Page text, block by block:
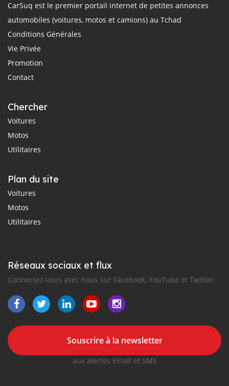
CarSuq est le premier portail internet de petites annonces
automobiles (voitures, motos et camions) au Tchad
Conditions Générales
Vie Privée
Promotion
Contact
Chercher
Voitures
Motos
Utilitaires
Plan du site
Voitures
Motos
Utilitaires
Réseaux sociaux et flux
Connectez-vous avec nous sur Facebook, YouTube et Twitter.
Souscrire à la newsletter
aux alertes Email et SMS